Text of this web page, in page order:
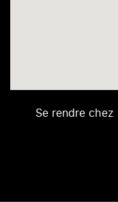
Se rendre